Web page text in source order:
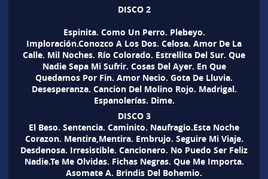
DISCO 2
Espinita. Como Un Perro. Plebeyo.
Imploración.Conozco A Los Dos. Celosa. Amor De La
Calle. Mil Noches. Río Colorado. Estrellita Del Sur. Que
Nadie Sepa Mi Sufrir. Cosas Del Ayer. En Que
Quedamos Por Fin. Amor Necio. Gota De Lluvia.
Desesperanza. Cancion Del Molino Rojo. Madrigal.
Espanolerías. Dime.
DISCO 3
El Beso. Sentencia. Caminito. Naufragio.Esta Noche
Corazon. Mentira,Mentira. Embrujo. Seguire Mi Viaje.
Desdenosa. Irresistible. Cancionero. No Puedo Ser Feliz
Nadie.Te Me Olvidas. Fichas Negras. Que Me Importa.
Asomate A. Brindis Del Bohemio.